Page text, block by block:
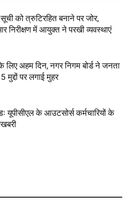
को त्रुटिरहित बनाने पर जोर,
निरीक्षण में आयुक्त ने परखी व्यवस्थाएं
के लिए अहम दिन, नगर निगम बोर्ड ने जनता
पर लगाई मुहर
यूपीसीएल के आउटसोर्स कर्मचारियों के